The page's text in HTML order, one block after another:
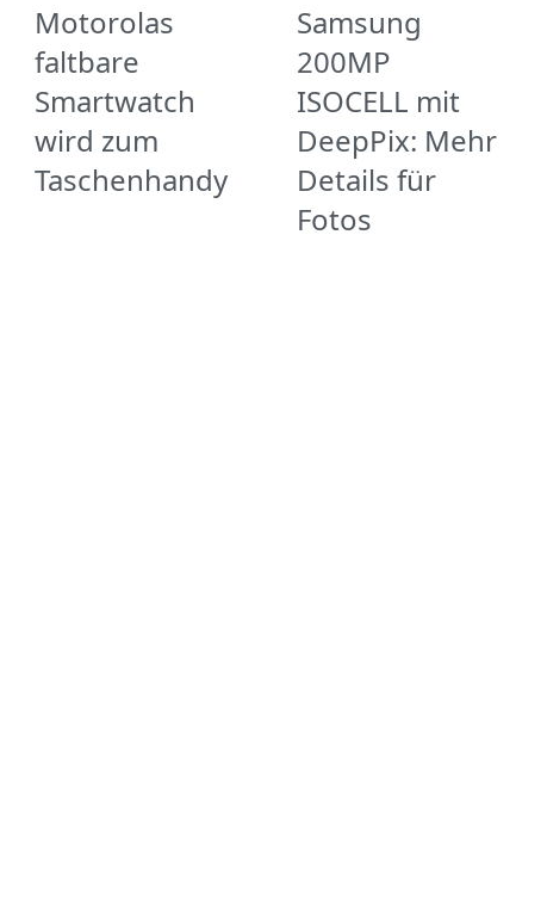
Motorolas
faltbare
Smartwatch
wird zum
Taschenhandy
Samsung
200MP
ISOCELL mit
DeepPix: Mehr
Details für
Fotos